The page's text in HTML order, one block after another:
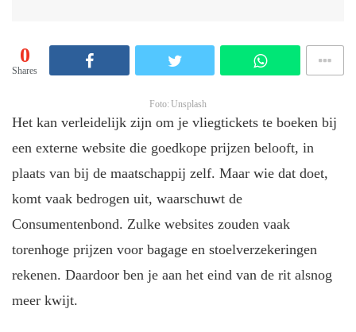
0
Shares
Foto: Unsplash
Het kan verleidelijk zijn om je vliegtickets te boeken bij
een externe website die goedkope prijzen belooft, in
plaats van bij de maatschappij zelf. Maar wie dat doet,
komt vaak bedrogen uit, waarschuwt de
Consumentenbond. Zulke websites zouden vaak
torenhoge prijzen voor bagage en stoelverzekeringen
rekenen. Daardoor ben je aan het eind van de rit alsnog
meer kwijt.